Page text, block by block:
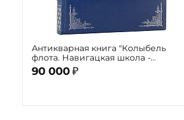
Антикварная книга "Колыбель
флота. Навигацкая школа -
Морской корпус" 1951г.
90 000 ₽